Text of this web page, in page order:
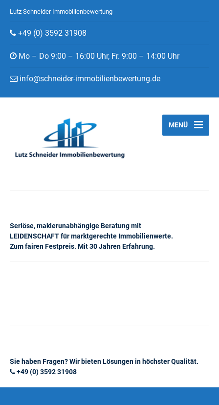
Lutz Schneider Immobilienbewertung
+49 (0) 3592 31908
Mo – Do 9:00 – 16:00 Uhr, Fr. 9:00 – 14:00 Uhr
info@schneider-immobilienbewertung.de
Seriöse, maklerunabhängige Beratung mit
LEIDENSCHAFT für marktgerechte Immobilienwerte.
Zum fairen Festpreis. Mit 30 Jahren Erfahrung.
MENÜ
Sie haben Fragen? Wir bieten Lösungen in höchster Qualität.
+49 (0) 3592 31908